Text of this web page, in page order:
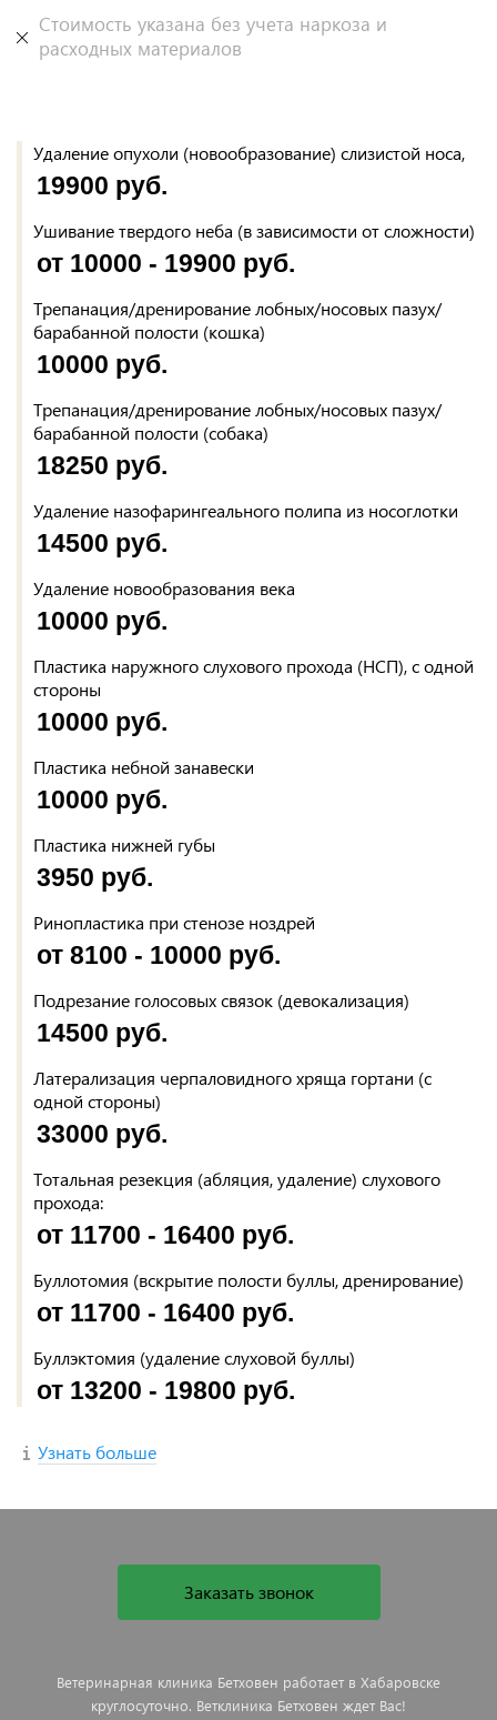
Стоимость указана без учета наркоза и
расходных материалов
Удаление опухоли (новообразование) слизистой носа,
19900 руб.
Ушивание твердого неба (в зависимости от сложности)
от 10000 - 19900 руб.
Трепанация/дренирование лобных/носовых пазух/
барабанной полости (кошка)
10000 руб.
Трепанация/дренирование лобных/носовых пазух/
барабанной полости (собака)
18250 руб.
Удаление назофарингеального полипа из носоглотки
14500 руб.
Удаление новообразования века
10000 руб.
Пластика наружного слухового прохода (НСП), с одной
стороны
10000 руб.
Пластика небной занавески
10000 руб.
Пластика нижней губы
3950 руб.
Ринопластика при стенозе ноздрей
от 8100 - 10000 руб.
Подрезание голосовых связок (девокализация)
14500 руб.
Латерализация черпаловидного хряща гортани (с
одной стороны)
33000 руб.
Тотальная резекция (абляция, удаление) слухового
прохода:
от 11700 - 16400 руб.
Буллотомия (вскрытие полости буллы, дренирование)
от 11700 - 16400 руб.
Буллэктомия (удаление слуховой буллы)
от 13200 - 19800 руб.
Узнать больше
Заказать звонок
Ветеринарная клиника Бетховен работает в Хабаровске
круглосуточно. Ветклиника Бетховен ждет Вас!